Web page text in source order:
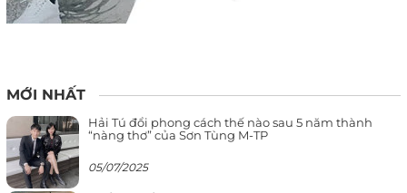
MỚI NHẤT
Hải Tú đổi phong cách thế nào sau 5 năm thành
“nàng thơ” của Sơn Tùng M-TP
05/07/2025